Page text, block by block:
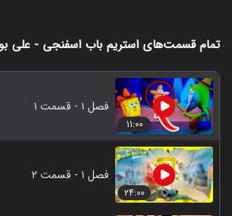
تمام قسمت‌های استریم باب اسفنجی - علی
۱۱:۰۰
فصل ۱ - قسمت ۱
۲۴:۰۰
فصل ۱ - قسمت ۲